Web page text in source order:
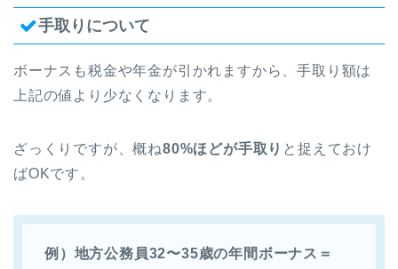
手取りについて
ボーナスも税金や年金が引かれますから、手取り額は
上記の値より少なくなります。
ざっくりですが、概ね80%ほどが手取り と捉えておけ
ばOKです。
例）地方公務員32〜35歳の年間ボーナス＝